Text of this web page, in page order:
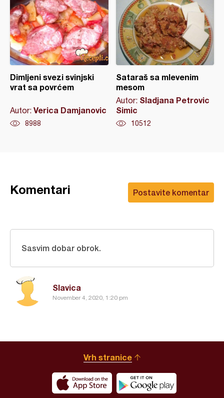
Dimljeni svezi svinjski
vrat sa povrćem
Autor: Verica Damjanovic
8988
Sataraš sa mlevenim
mesom
Autor: Sladjana Petrovic
Simic
10512
Postavite komentar
Komentari
Slavica
November 4, 2020, 1:20 pm
Sasvim dobar obrok.
Vrh stranice